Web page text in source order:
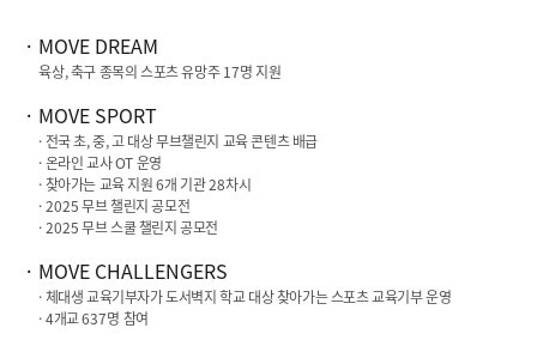
MOVE DREAM
육상, 축구 종목의 스포츠 유망주17명 지원
MOVE SPORT
· 전국 초, 중, 고 대상 무브챌린지 교육 콘텐츠 배급
· 온라인 교사 OT 운영
· 찾아가는 교육 지원6개 기관28차시
·2025무브 챌린지 공모전
·2025무브 스쿨 챌린지 공모전
MOVE CHALLENGERS
· 체대생 교육기부자가 도서벽지 학교 대상 찾아가는 스포츠 교육기부 운영
·4개교637명 참여